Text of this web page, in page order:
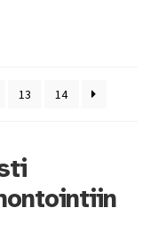
13 14